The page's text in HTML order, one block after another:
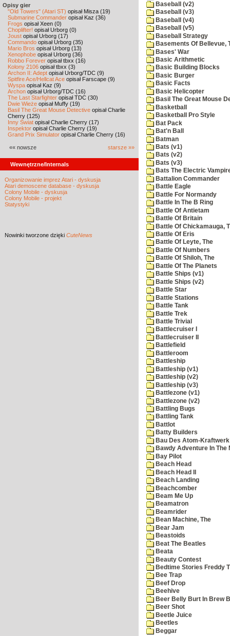
Opisy gier
"Old Towers" (Atari ST) opisał Misza (19)
Submarine Commander opisał Kaz (36)
Frogs opisał Xeen (0)
Choplifter! opisał Urborg (0)
Joust opisał Urborg (17)
Commando opisał Urborg (35)
Mario Bros opisał Urborg (13)
Xenophobe opisał Urborg (36)
Robbo Forever opisał tbxx (16)
Kolony 2106 opisał tbxx (3)
Archon II: Adept opisał Urborg/TDC (9)
Spitfire Ace/Hellcat Ace opisał Farscape (9)
Wyspa opisał Kaz (9)
Archon opisał Urborg/TDC (16)
The Last Starfighter opisał TDC (30)
Dwie Wieże opisał Muffy (19)
Basil The Great Mouse Detective opisał Charlie
Cherry (125)
Inny Świat opisał Charlie Cherry (17)
Inspektor opisał Charlie Cherry (19)
Grand Prix Simulator opisał Charlie Cherry (16)
«« nowsze starsze »»
Wewnętrzne/Internals
Organizowanie imprez Atari - dyskusja
Atari demoscene database - dyskusja
Colony Mobile - dyskusja
Colony Mobile - projekt
Statystyki
Nowinki tworzone dzięki CuteNews
Baseball (v2)
Baseball (v3)
Baseball (v4)
Baseball (v5)
Baseball Strategy
Basements Of Bellevue,
Bases' War
Basic Arithmetic
Basic Building Blocks
Basic Burger
Basic Facts
Basic Helicopter
Basil The Great Mouse
Basketball
Basketball Pro Style
Bat Pack
Bat'n Ball
Batman
Bats (v1)
Bats (v2)
Bats (v3)
Bats The Electric
Battalion Commander
Battle Eagle
Battle For Normandy
Battle In The B Ring
Battle Of Antietam
Battle Of Britain
Battle Of Chickamauga,
Battle Of Eris
Battle Of Leyte, The
Battle Of Numbers
Battle Of Shiloh, The
Battle Of The Planets
Battle Ships (v1)
Battle Ships (v2)
Battle Star
Battle Stations
Battle Tank
Battle Trek
Battle Trivial
Battlecruiser I
Battlecruiser II
Battlefield
Battleroom
Battleship
Battleship (v1)
Battleship (v2)
Battleship (v3)
Battlezone (v1)
Battlezone (v2)
Battling Bugs
Battling Tank
Battlot
Batty Builders
Bau Des Atom-Kraftwerk
Bawdy Adventure In The
Bay Pilot
Beach Head
Beach Head II
Beach Landing
Beachcomber
Beam Me Up
Beamatron
Beamrider
Bean Machine, The
Bear Jam
Beastoids
Beat The Beatles
Beata
Beauty Contest
Bedtime Stories Freddy
Bee Trap
Beef Drop
Beehive
Beer Belly Burt In Brew
Beer Shot
Beetle Juice
Beetles
Beggar